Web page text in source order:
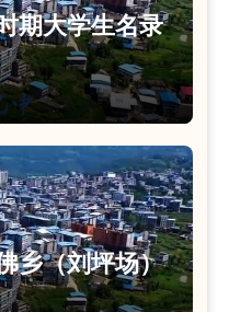
期大学生名录
乡（刘坪场）